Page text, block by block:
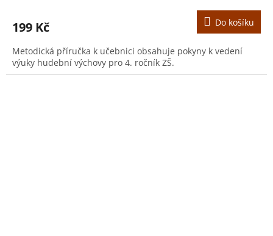
199 Kč Do košíku
Metodická příručka k učebnici obsahuje pokyny k vedení
výuky hudební výchovy pro 4. ročník ZŠ.